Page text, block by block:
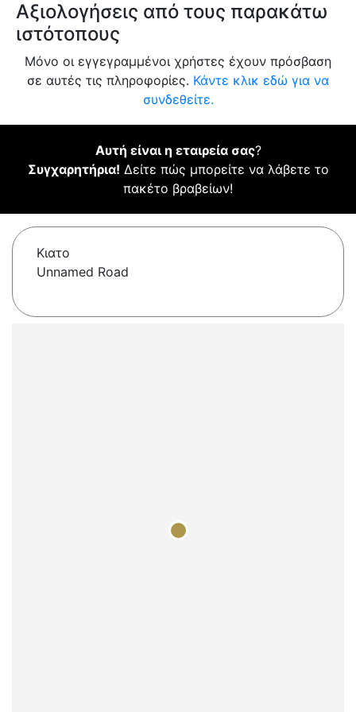
Αξιολογήσεις από τους παρακάτω
ιστότοπους
Μόνο οι εγγεγραμμένοι χρήστες έχουν πρόσβαση
σε αυτές τις πληροφορίες. Κάντε κλικ εδώ για να
συνδεθείτε.
Αυτή είναι η εταιρεία σας?
Συγχαρητήρια! Δείτε πώς μπορείτε να λάβετε το
πακέτο βραβείων!
Κιατο
Unnamed Road